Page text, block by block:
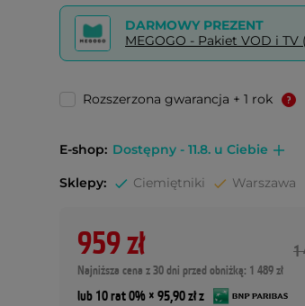
DARMOWY PREZENT
MEGOGO - Pakiet VOD i TV
Rozszerzona gwarancja + 1 rok
E-shop: Dostępny - 11.8. u Ciebie
Sklepy: Ciemiętniki Warszawa
959 zł
Najniższa cena z 30 dni przed obniżką: 1 489 zł
1
lub 10 rat 0% × 95,90 zł z